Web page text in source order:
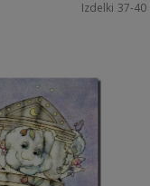
Izdelki 37-40